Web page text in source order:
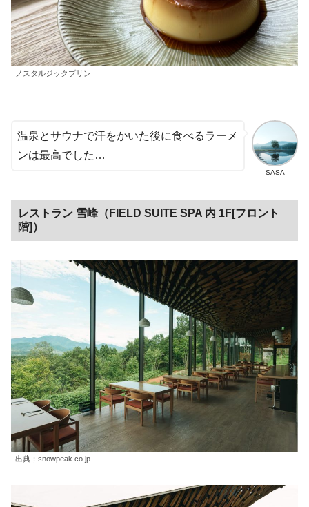
ノスタルジックプリン
SASA
温泉とサウナで汗をかいた後に食べるラーメ
ンは最高でした…
レストラン 雪峰（FIELD SUITE SPA 内 1F[フロント
階]）
出典；snowpeak.co.jp